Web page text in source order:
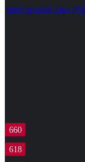
يهدد بتوسيع رقعة
660
618